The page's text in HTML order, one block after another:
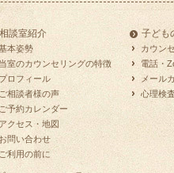
相談室紹介
本姿勢
当室のカウンセリングの特徴
プロフィール
ご相談者様の声
予約カレンダー
アクセス・地図
お問い合わせ
ご利用の前に
子ども
カウン
電話・
メール
心理検